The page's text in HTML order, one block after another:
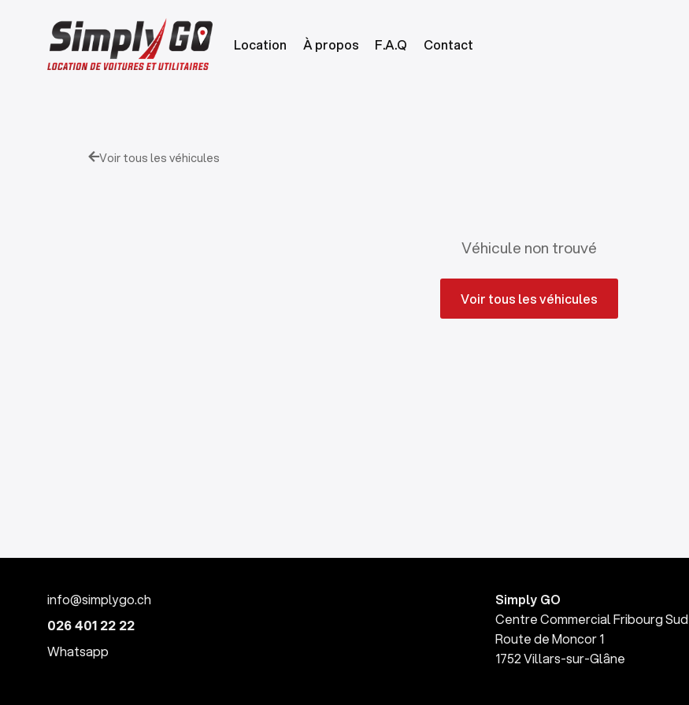
Location À propos F.A.Q Contact
Voir tous les véhicules
Véhicule non trouvé
Voir tous les véhicules
info@simplygo.ch
026 401 22 22
Whatsapp
Simply GO
Centre Commercial Fribourg Sud
Route de Moncor 1
1752 Villars-sur-Glâne